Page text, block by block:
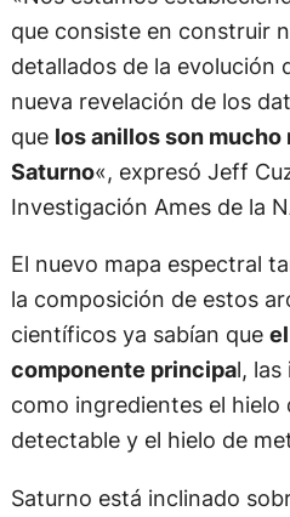
que consiste en construir
detallados de la evolución
nueva revelación de los
que los anillos son mucho
Saturno«, expresó Jeff
Investigación Ames de la
El nuevo mapa espectral
la composición de estos
científicos ya sabían que
componente principal, las
como ingredientes el hielo
detectable y el hielo de
Saturno está inclinado